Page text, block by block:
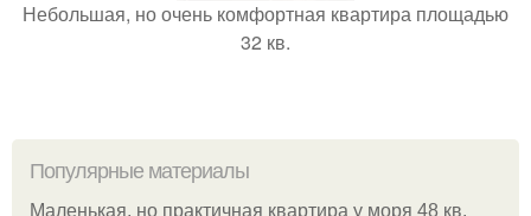
Небольшая, но очень комфортная квартира площадью
32 кв.
Популярные материалы
Маленькая, но практичная квартира у моря 48 кв.